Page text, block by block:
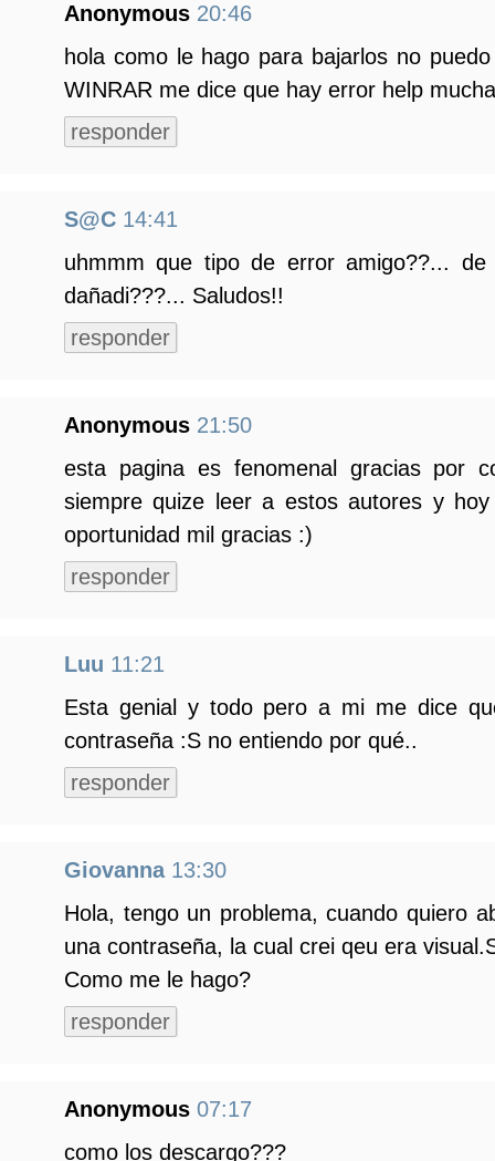
Anonymous 20:46
hola como le hago para bajarlos no
WINRAR me dice que hay error help
responder
S@C 14:41
uhmmm que tipo de error amigo??... de
dañadi???... Saludos!!
responder
Anonymous 21:50
esta pagina es fenomenal gracias por
siempre quize leer a estos autores y
oportunidad mil gracias :)
responder
Luu 11:21
Esta genial y todo pero a mi me dice
contraseña :S no entiendo por qué..
responder
Giovanna 13:30
Hola, tengo un problema, cuando quiero
una contraseña, la cual crei qeu era
Como me le hago?
responder
Anonymous 07:17
como los descargo???